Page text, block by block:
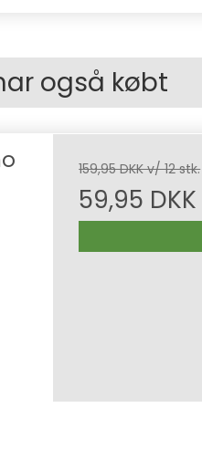
også købt
159,95 DKK v/ 12 stk.
59,95 DKK